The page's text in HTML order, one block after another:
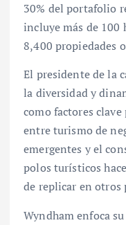
30% del portafolio
incluye más de 100
8,400 propiedades
El presidente de la
la diversidad y
como factores
entre turismo de
emergentes y el
polos turísticos
de replicar en otros
Wyndham enfoca